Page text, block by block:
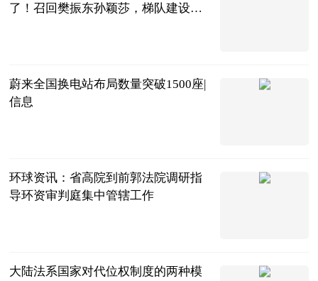
了！召回樊振东孙颖莎，梯队建设落
蔚来全国换电站布局数量突破1500座|
信息
环球资讯：省高院到前郭法院调研指
导环资审判庭集中管辖工作
大陆法系国家对代位权制度的两种模